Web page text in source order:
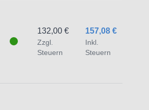
157,08 €
Inkl.
Steuern
132,00 €
Zzgl.
Steuern